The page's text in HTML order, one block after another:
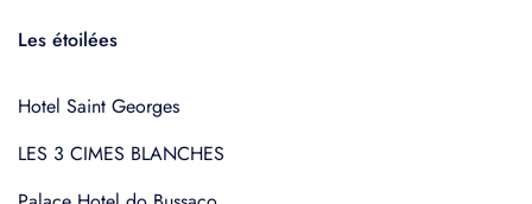
Les étoilées
Hotel Saint Georges
LES 3 CIMES BLANCHES